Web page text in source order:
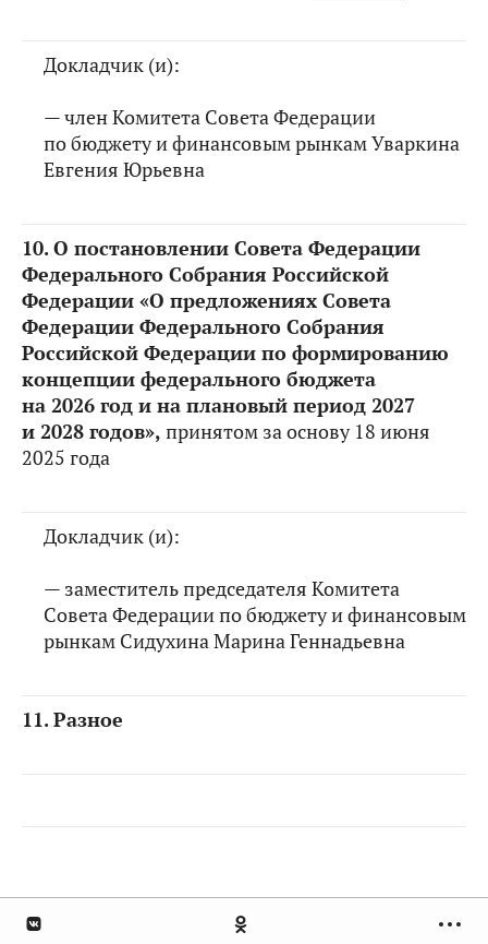
Докладчик (и):
— член Комитета Совета Федерации
по бюджету и финансовым рынкам Уваркина
Евгения Юрьевна
10.О постановлении Совета Федерации
Федерального Собрания Российской
Федерации «О предложениях Совета
Федерации Федерального Собрания
Российской Федерации по формированию
концепции федерального бюджета
на 2026 год и на плановый период 2027
и 2028 годов», принятом за основу 18 июня
2025 года
Докладчик (и):
— заместитель председателя Комитета
Совета Федерации по бюджету и финансовым
рынкам Сидухина Марина Геннадьевна
11.Разное